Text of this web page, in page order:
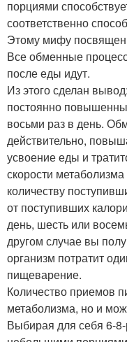
порциями
соответственно
Этому мифу
Все обменные
после еды идут.
Из этого сделан
постоянно
восьми раз в день.
действительно,
усвоение еды и
скорости
количеству
от поступивших
день, шесть или
другом случае вы
организм потратит
пищеварение.
Количество приемов
метаболизма, но и
Выбирая для себя 6-